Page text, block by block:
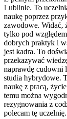
Lublinie. To
naukę poprzez
zawodowe. Widać,
tylko pod
dobrych praktyk i
jest kadra. To
przekazywać
naprawdę cudowni
studia hybrydowe.
naukę z pracą,
temu można
rezygnowania z
polecam tę uczelnię.